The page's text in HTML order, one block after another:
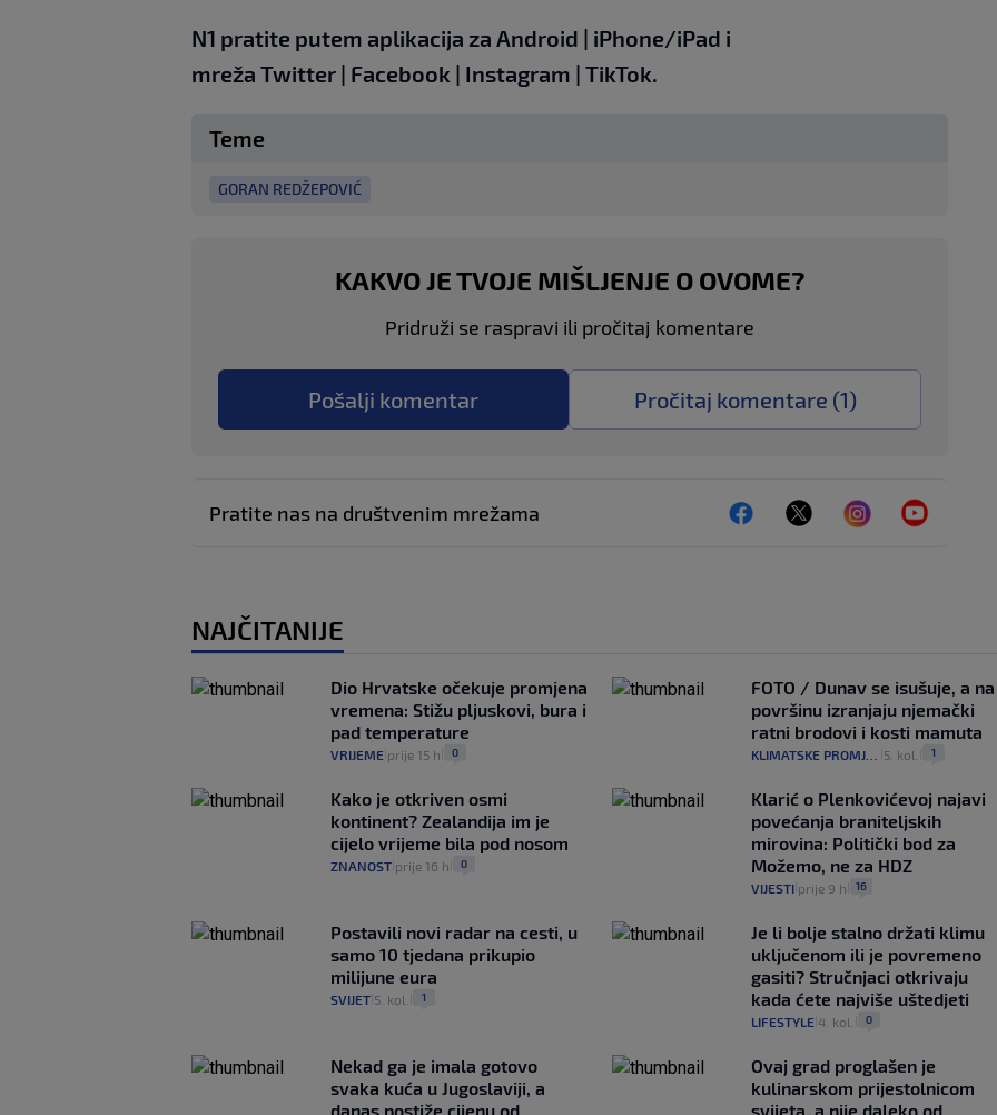
N1 pratite putem aplikacija za Android | iPhone/iPad i
mreža Twitter | Facebook | Instagram | TikTok.
Teme
GORAN REDŽEPOVIĆ
KAKVO JE TVOJE MIŠLJENJE O OVOME?
Pridruži se raspravi ili pročitaj komentare
Pošalji komentar Pročitaj komentare (1)
Pratite nas na društvenim mrežama
NAJČITANIJE
Dio Hrvatske očekuje promjena
vremena: Stižu pljuskovi, bura i
pad temperature
VRIJEME prije 15 h 0
FOTO / Dunav se isušuje, a na
površinu izranjaju njemački
ratni brodovi i kosti mamuta
KLIMATSKE PROMJENE 5. kol. 1
Kako je otkriven osmi
kontinent? Zealandija im je
cijelo vrijeme bila pod nosom
ZNANOST prije 16 h 0
Klarić o Plenkovićevoj najavi
povećanja braniteljskih
mirovina: Politički bod za
Možemo, ne za HDZ
VIJESTI| prije 9 h 16
Postavili novi radar na cesti, u
samo 10 tjedana prikupio
milijune eura
SVIJET 5. kol. 1
Je li bolje stalno držati klimu
uključenom ili je povremeno
gasiti? Stručnjaci otkrivaju
kada ćete najviše uštedjeti
LIFESTYLE| 4. kol. 0
Nekad ga je imala gotovo
svaka kuća u Jugoslaviji, a
danas postiže cijenu od
Ovaj grad proglašen je
kulinarskom prijestolnicom
svijeta, a nije daleko od